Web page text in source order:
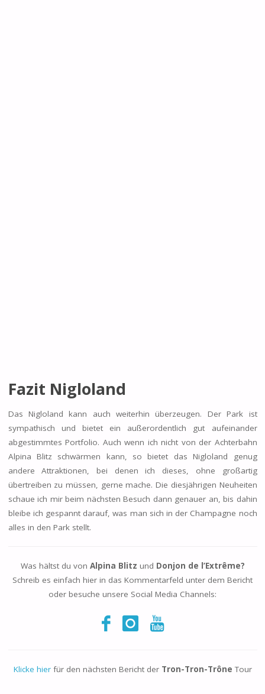
Fazit Nigloland
Das Nigloland kann auch weiterhin überzeugen. Der Park ist
sympathisch und bietet ein außerordentlich gut aufeinander
abgestimmtes Portfolio. Auch wenn ich nicht von der Achterbahn
Alpina Blitz schwärmen kann, so bietet das Nigloland genug
andere Attraktionen, bei denen ich dieses, ohne großartig
übertreiben zu müssen, gerne mache. Die diesjährigen Neuheiten
schaue ich mir beim nächsten Besuch dann genauer an, bis dahin
bleibe ich gespannt darauf, was man sich in der Champagne noch
alles in den Park stellt.
Was hältst du von Alpina Blitz und Donjon de l’Extrême?
Schreib es einfach hier in das Kommentarfeld unter dem Bericht
oder besuche unsere Social Media Channels:
Klicke hierfür den nächsten Bericht derTron-Tron-Trône Tour